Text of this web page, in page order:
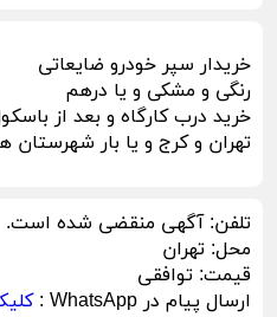
خریدار سپر خودرو ضایعاتی
رنگی و مشکی و یا درهم
خرید درب کارگاه و بعد از
تهران و کرج و یا بار شهرستان
تلفن:آگهی منقضی شده است.
محل: تهران
قیمت: توافقی
ارسال پیام در WhatsApp :